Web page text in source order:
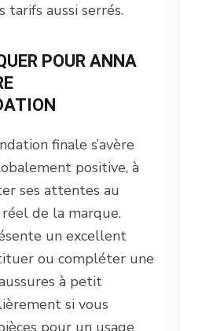
tarifs aussi serrés.
POUR ANNA
finale s’avère
positive, à
ses attentes au
de la marque.
un excellent
ou compléter une
à petit
si vous